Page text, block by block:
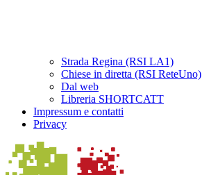
Strada Regina (RSI LA1)
Chiese in diretta (RSI ReteUno)
Dal web
Libreria SHORTCATT
Impressum e contatti
Privacy